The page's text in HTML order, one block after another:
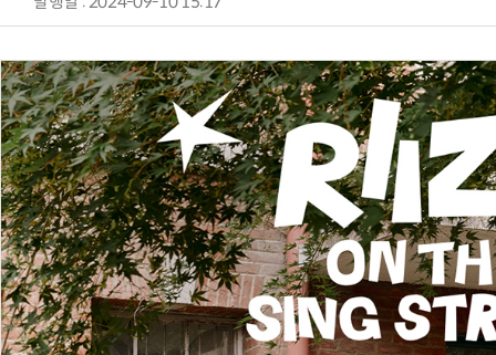
AI Native Enterprise를 지원하는 AI Ready Data